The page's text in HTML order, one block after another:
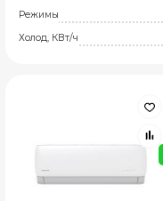
Режимы
Холод, КВт/ч